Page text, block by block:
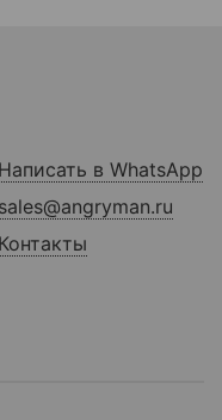
Написать в WhatsApp
sales@angryman.ru
Контакты